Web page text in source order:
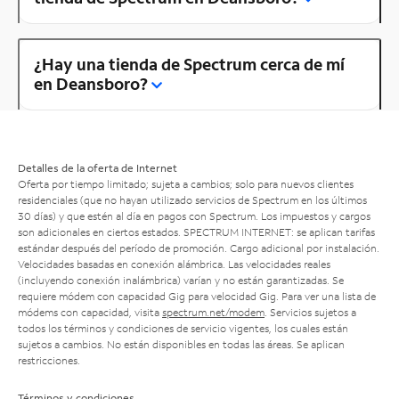
¿Hay una tienda de Spectrum cerca de mí
en Deansboro?
Detalles de la oferta de Internet
Oferta por tiempo limitado; sujeta a cambios; solo para nuevos clientes
residenciales (que no hayan utilizado servicios de Spectrum en los últimos
30 días) y que estén al día en pagos con Spectrum. Los impuestos y cargos
son adicionales en ciertos estados. SPECTRUM INTERNET: se aplican tarifas
estándar después del período de promoción. Cargo adicional por instalación.
Velocidades basadas en conexión alámbrica. Las velocidades reales
(incluyendo conexión inalámbrica) varían y no están garantizadas. Se
requiere módem con capacidad Gig para velocidad Gig. Para ver una lista de
módems con capacidad, visita spectrum.net/modem . Servicios sujetos a
todos los términos y condiciones de servicio vigentes, los cuales están
sujetos a cambios. No están disponibles en todas las áreas. Se aplican
restricciones.